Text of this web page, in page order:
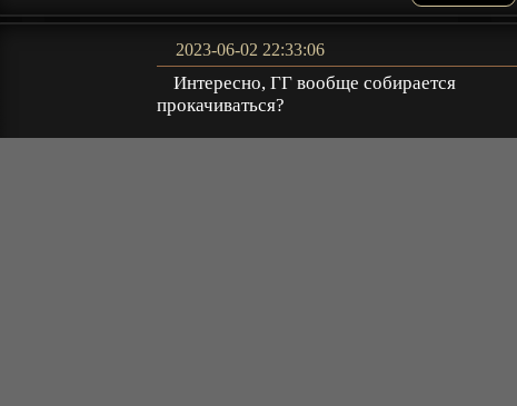
2023-06-02 22:33:06
Интересно, ГГ вообще собирается
прокачиваться?